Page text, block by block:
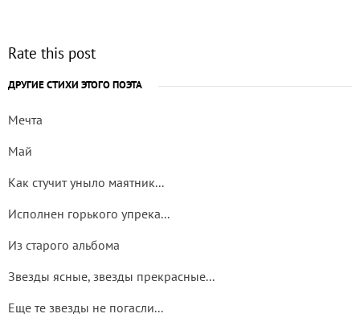
Rate this post
ДРУГИЕ СТИХИ ЭТОГО ПОЭТА
Мечта
Май
Как стучит уныло маятник...
Исполнен горького упрека...
Из старого альбома
Звезды ясные, звезды прекрасные...
Еще те звезды не погасли...